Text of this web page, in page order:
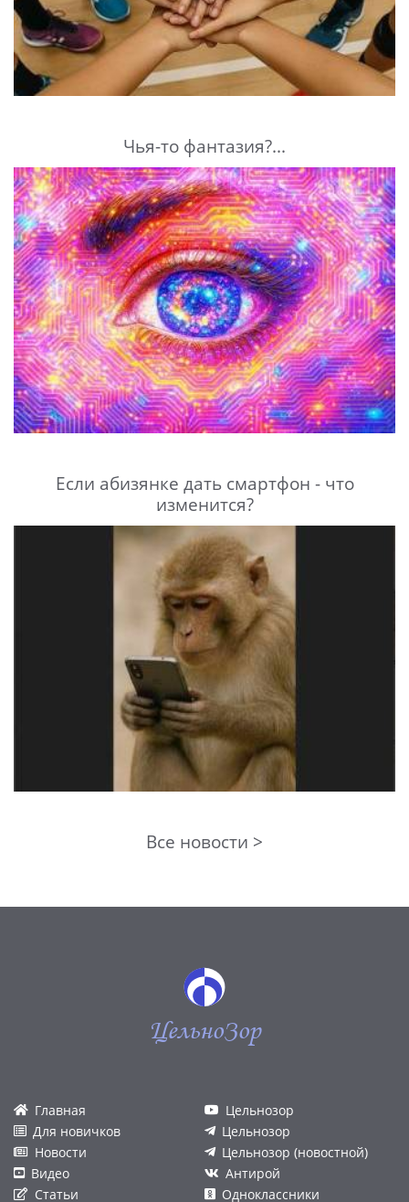
Чья-то фантазия?...
Если абизянке дать смартфон - что
изменится?
Все новости >
ЦельноЗор
Главная
Для новичков
Новости
Видео
Статьи
Цельнозор
Цельнозор
Цельнозор (новостной)
Антирой
Одноклассники